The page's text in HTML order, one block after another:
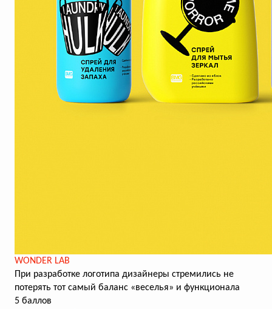
WONDER LAB
При разработке логотипа дизайнеры стремились не
потерять тот самый баланс «веселья» и функционала
5 баллов